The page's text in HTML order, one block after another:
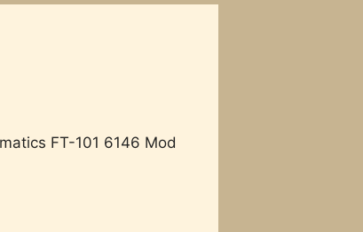
FT-101 6146 Mod